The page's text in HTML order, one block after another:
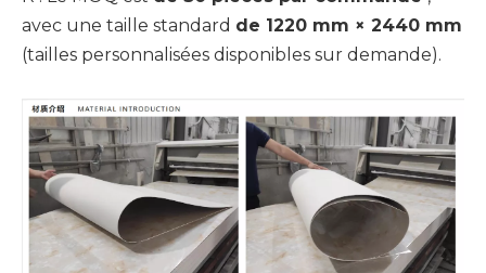
avec une taille standard de 1220 mm × 2440 mm
(tailles personnalisées disponibles sur demande).